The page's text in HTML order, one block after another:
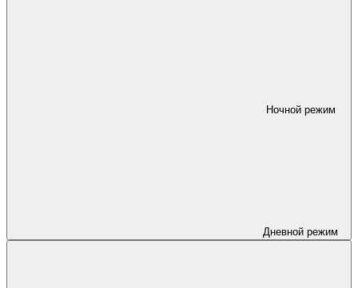
Ночной режим
Дневной режим